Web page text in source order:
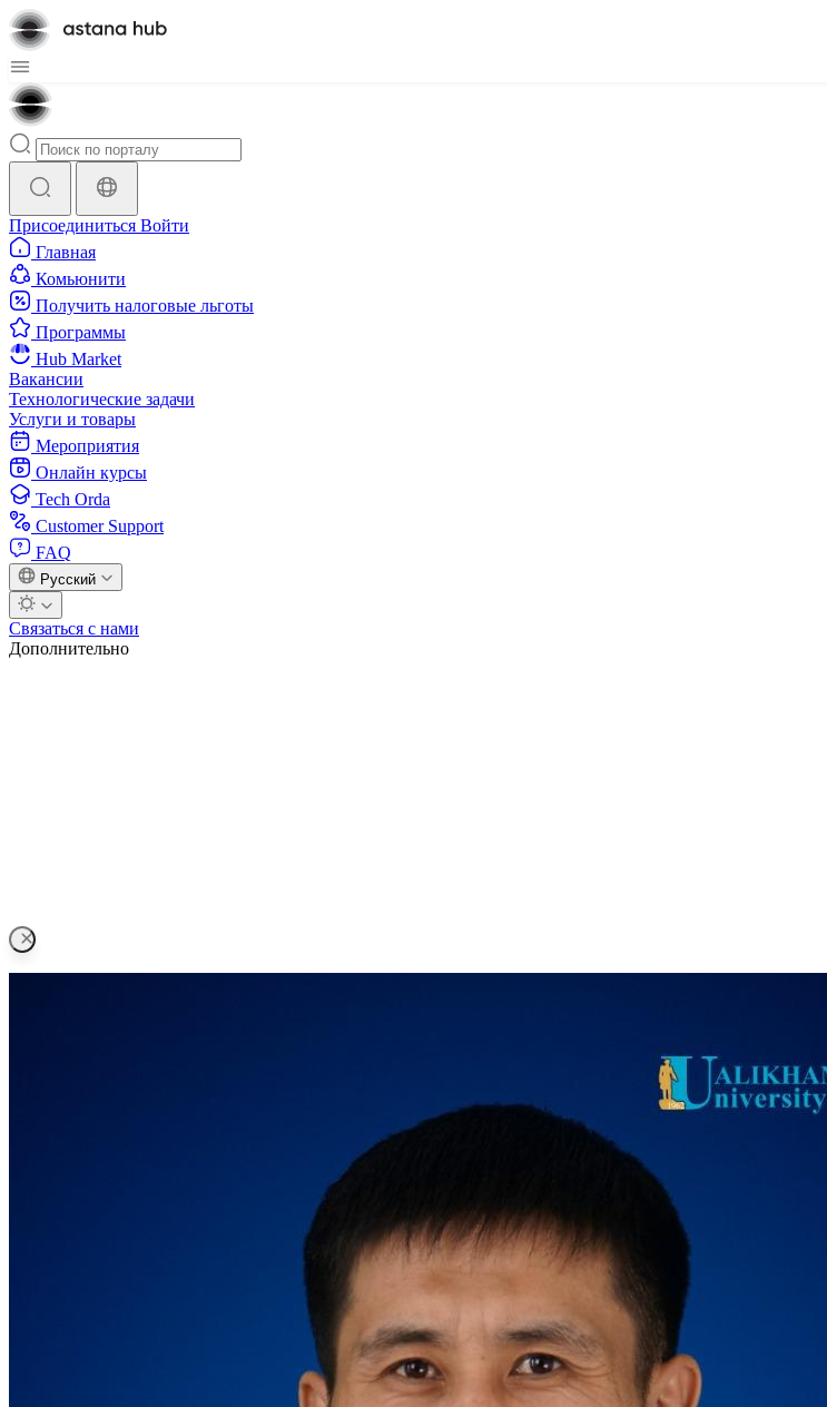
Присоединиться Войти
Главная
Комьюнити
Получить налоговые льготы
Программы
Hub Market
Вакансии
Технологические задачи
Услуги и товары
Мероприятия
Онлайн курсы
Tech Orda
Customer Support
FAQ
Русский
Связаться с нами
Дополнительно